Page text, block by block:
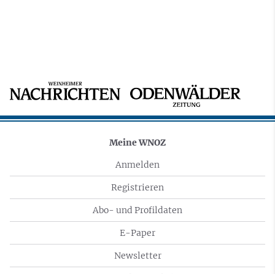
Meine WNOZ
Anmelden
Registrieren
Abo- und Profildaten
E-Paper
Newsletter